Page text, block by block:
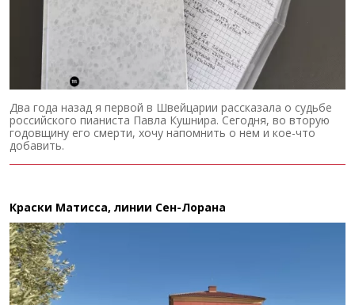
Два года назад я первой в Швейцарии рассказала о судьбе
российского пианиста Павла Кушнира. Сегодня, во вторую
годовщину его смерти, хочу напомнить о нем и кое-что
добавить.
Краски Матисса, линии Сен-Лорана